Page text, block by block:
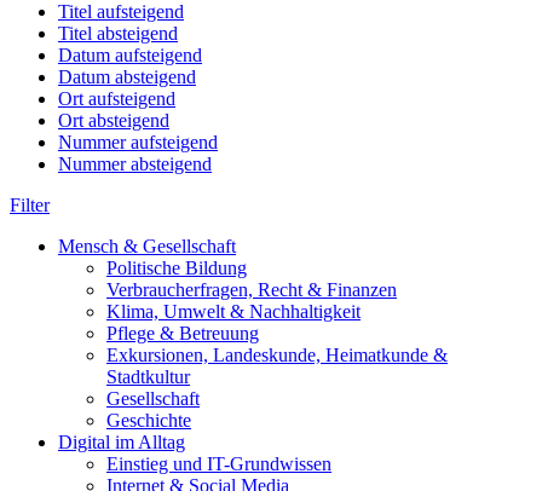
Titel aufsteigend
Titel absteigend
Datum aufsteigend
Datum absteigend
Ort aufsteigend
Ort absteigend
Nummer aufsteigend
Nummer absteigend
Filter
Mensch & Gesellschaft
Politische Bildung
Verbraucherfragen, Recht & Finanzen
Klima, Umwelt & Nachhaltigkeit
Pflege & Betreuung
Exkursionen, Landeskunde, Heimatkunde &
Stadtkultur
Gesellschaft
Geschichte
Digital im Alltag
Einstieg und IT-Grundwissen
Internet & Social Media